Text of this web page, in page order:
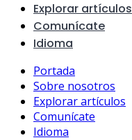
Explorar artículos
Comunícate
Idioma
Portada
Sobre nosotros
Explorar artículos
Comunícate
Idioma